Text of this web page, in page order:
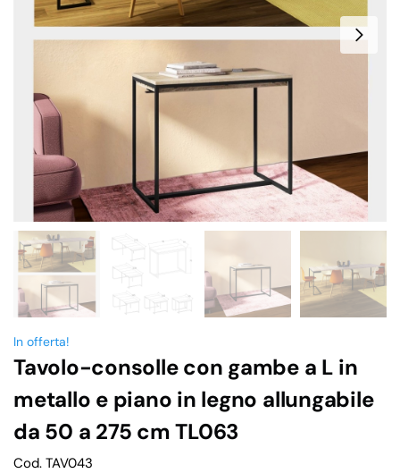
In offerta!
Tavolo-consolle con gambe a L in
metallo e piano in legno allungabile
da 50 a 275 cm TL063
Cod. TAV043